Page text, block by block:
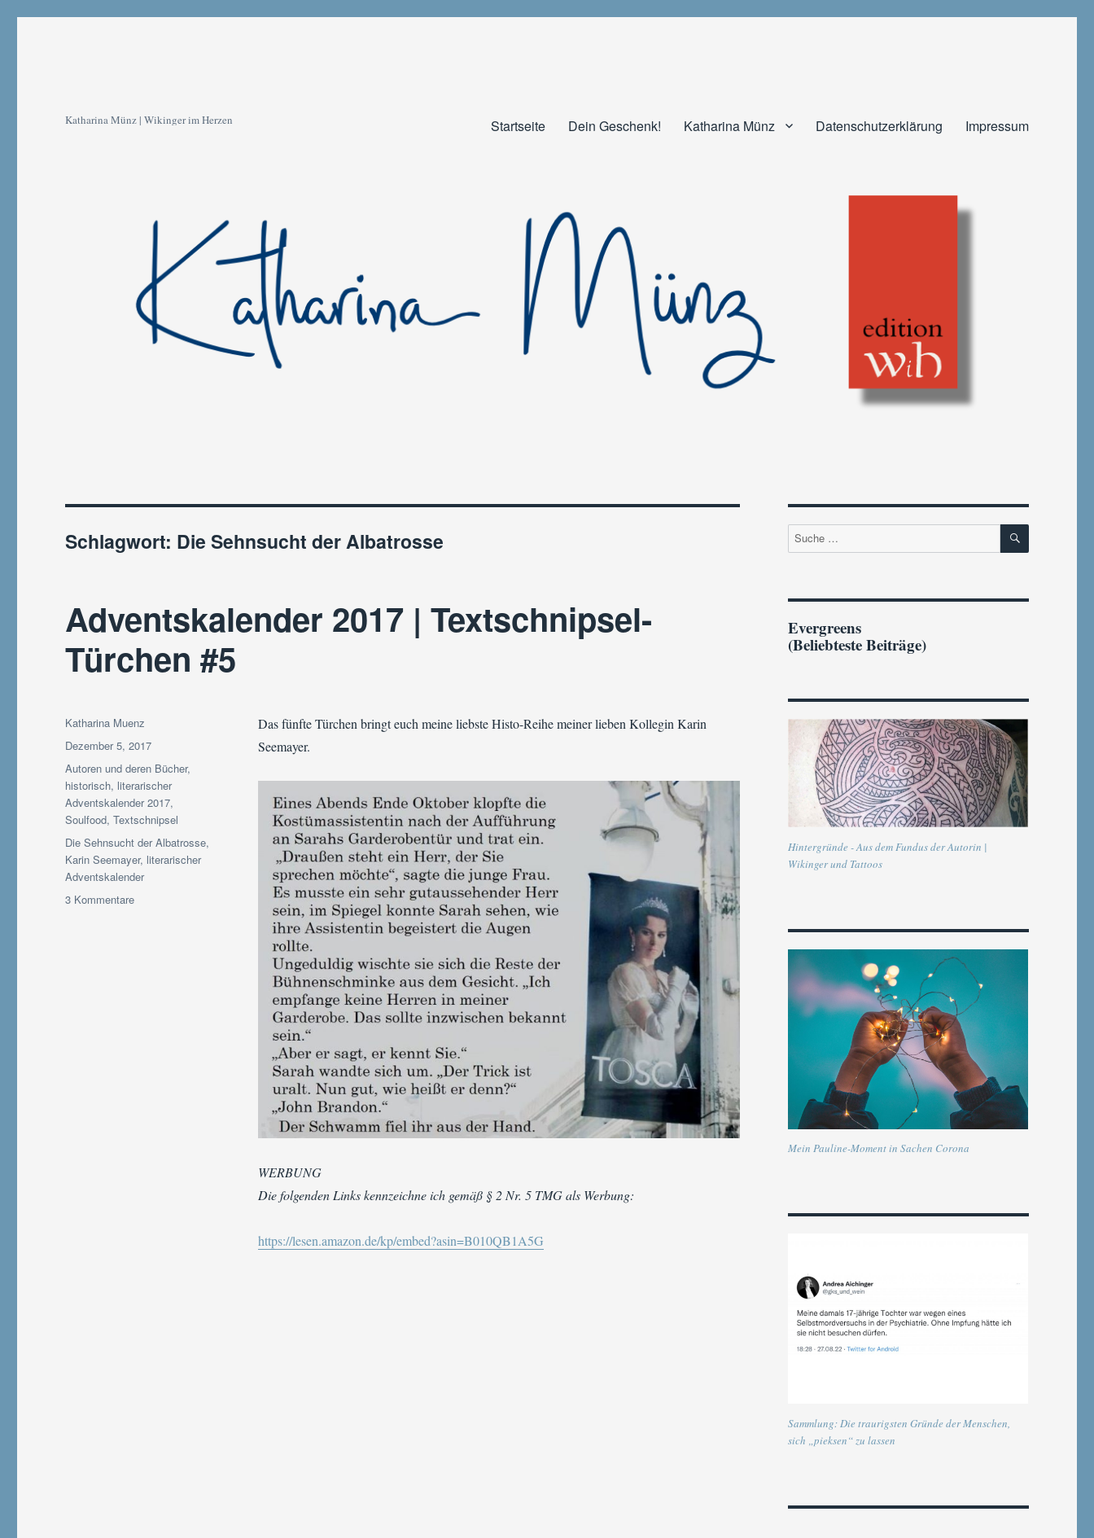
Katharina Münz | Wikinger im Herzen Startseite Dein Geschenk! Katharina Münz Datenschutzerklärung Impressum
Schlagwort: Die Sehnsucht der Albatrosse
Adventskalender 2017 | Textschnipsel-
Türchen #5
Das fünfte Türchen bringt euch meine liebste Histo-Reihe meiner lieben Kollegin Karin
Seemayer.
WERBUNG
Die folgenden Links kennzeichne ich gemäß § 2 Nr. 5 TMG als Werbung:
https://lesen.amazon.de/kp/embed?asin=B010QB1A5G
Autor
Katharina Muenz
Veröffentlicht
am
Dezember 5, 2017
Kategorien
Autoren und deren Bücher,
historisch, literarischer
Adventskalender 2017,
Soulfood,Textschnipsel
Schlagwörter
Die Sehnsucht der Albatrosse,
Karin Seemayer, literarischer
Adventskalender
3 Kommentarezu
Suche
nach:
SUCHEN
Evergreens
(Beliebteste Beiträge)
Hintergründe - Aus dem Fundus der Autorin |
Wikinger und Tattoos
Mein Pauline-Moment in Sachen Corona
Sammlung: Die traurigsten Gründe der Menschen,
sich „pieksen“ zu lassen